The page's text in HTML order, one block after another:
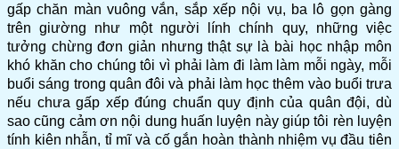
gấp chăn màn vuông vắn, sắp xếp nội vụ, ba lô gọn gàng
trên giường như một người lính chính quy, những việc
tưởng chừng đơn giản nhưng thật sự là bài học nhập môn
khó khăn cho chúng tôi vì phải làm đi làm làm mỗi ngày, mỗi
buổi sáng trong quân đôi và phải làm học thêm vào buổi trưa
nếu chưa gấp xếp đúng chuẩn quy định của quân đội, dù
sao cũng cảm ơn nội dung huấn luyện này giúp tôi rèn luyện
tính kiên nhẫn, tỉ mĩ và cố gắn hoàn thành nhiệm vụ đầu tiên